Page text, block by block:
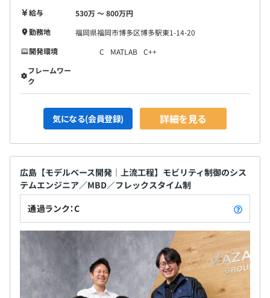
給与
530万 〜 800万円
勤務地
福岡県福岡市博多区博多駅東1-14-20
開発環境
C MATLAB C++
フレームワー
ク
気になる(会員登録) 詳細を見る
広島【モデルベース開発｜上流工程】モビリティ制御のシス
テムエンジニア／MBD／フレックスタイム制
通過ランク：C